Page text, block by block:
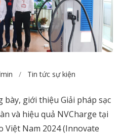
/ Tin tức sự kiện
giới thiệu Giải pháp sạc
và hiệu quả NVCharge tại
Việt Nam 2024 (Innovate